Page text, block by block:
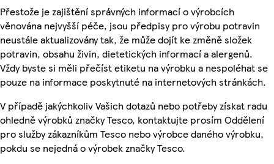
Přestože je zajištění správných informací o výrobcích
věnována nejvyšší péče, jsou předpisy pro výrobu potravin
neustále aktualizovány tak, že může dojít ke změně složek
potravin, obsahu živin, dietetických informací a alergenů.
Vždy byste si měli přečíst etiketu na výrobku a nespoléhat se
pouze na informace poskytnuté na internetových stránkách.
V případě jakýchkoliv Vašich dotazů nebo potřeby získat radu
ohledně výrobků značky Tesco, kontaktujte prosím Oddělení
pro služby zákazníkům Tesco nebo výrobce daného výrobku,
pokdu se nejedná o výrobek značky Tesco.